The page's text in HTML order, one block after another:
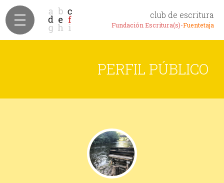
club de escritura
Fundación Escritura(s)-Fuentetaja
PERFIL PÚBLICO